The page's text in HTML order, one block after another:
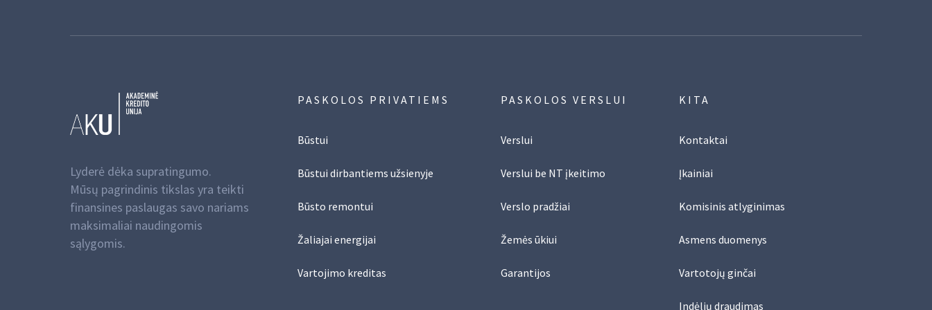
Lyderė dėka supratingumo.
Mūsų pagrindinis tikslas yra teikti
finansines paslaugas savo nariams
maksimaliai naudingomis
sąlygomis.
PASKOLOS PRIVATIEMS
Būstui
Būstui dirbantiems užsienyje
Būsto remontui
Žaliajai energijai
Vartojimo kreditas
PASKOLOS VERSLUI
Verslui
Verslui be NT įkeitimo
Verslo pradžiai
Žemės ūkiui
Garantijos
KITA
Kontaktai
Įkainiai
Komisinis atlyginimas
Asmens duomenys
Vartotojų ginčai
Indėlių draudimas